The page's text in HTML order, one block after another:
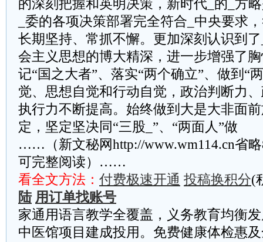
的深刻把握和英明决策，新时代_的_方
_委的各项决策部署完全符合_中央要求
长期坚持、常抓不懈。更加深刻认识到
会主义思想的博大精深，进一步增强了
记“国之大者”、落实“两个确立”、做到“
觉、思想自觉和行动自觉，政治判断力
执行力不断提高。始终做到大是大非面
定，坚定坚决同“三股_”、“两面人”做
……（新文秘网http://www.wm114.cn省
可完整阅读）……
看全文方法： 付费极速开通 投稿换积分(
陆 用订单找账号
家通用语言教学全覆盖，义务教育均衡
中医馆项目建成投用。免费健康体检惠